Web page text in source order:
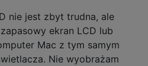
nie jest zbyt trudna, ale
ekran LCD lub
Mac z tym samym
Nie wyobrażam